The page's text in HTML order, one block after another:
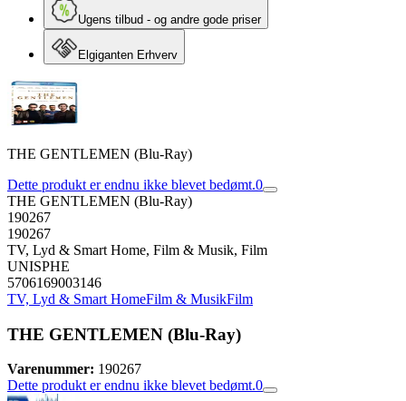
Ugens tilbud - og andre gode priser
Elgiganten Erhverv
THE GENTLEMEN (Blu-Ray)
Dette produkt er endnu ikke blevet bedømt.0
THE GENTLEMEN (Blu-Ray)
190267
190267
TV, Lyd & Smart Home, Film & Musik, Film
UNISPHE
5706169003146
TV, Lyd & Smart HomeFilm & MusikFilm
THE GENTLEMEN (Blu-Ray)
Varenummer: 190267
Dette produkt er endnu ikke blevet bedømt.0